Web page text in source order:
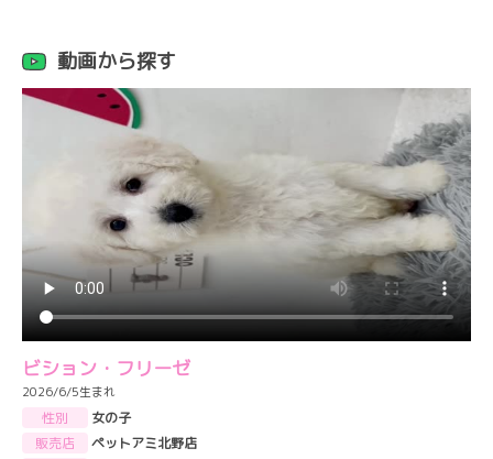
動画から探す
ビション・フリーゼ
2026/6/5生まれ
性別
女の子
販売店
ペットアミ北野店